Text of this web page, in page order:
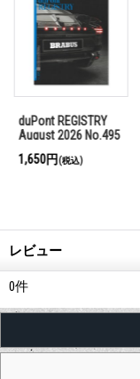
duPont REGISTRY
August 2026 No.495
1,650円(税込)
レビュー
0件